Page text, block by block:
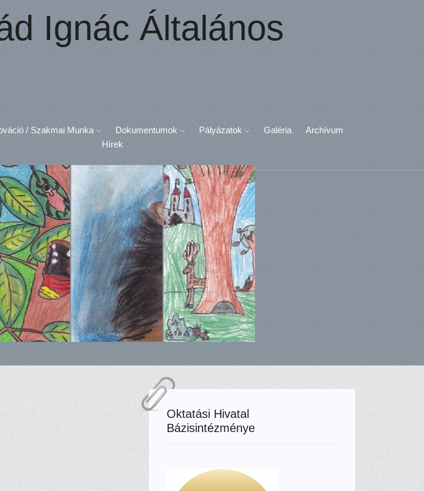
Ignác Általános
/ Szakmai Munka Dokumentumok Pályázatok Galéria
Archívum
Hírek
Oktatási Hivatal
Bázisintézménye